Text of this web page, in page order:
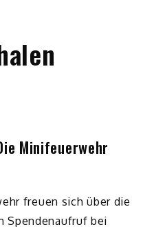
Minifeuerwehr
freuen sich über die
Spendenaufruf bei